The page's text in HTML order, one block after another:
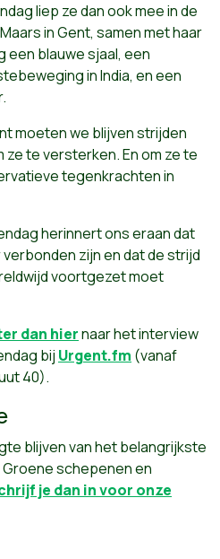
liep ze dan ook mee in de
in Gent, samen met haar
een blauwe sjaal, een
in India, en een
moeten we blijven strijden
te versterken. En om ze te
tegenkrachten in
herinnert ons eraan dat
zijn en dat de strijd
voortgezet moet
dan hiernaar het interview
bij Urgent.fm (vanaf
40).
blijven van het belangrijkste
schepenen en
je dan in voor onze